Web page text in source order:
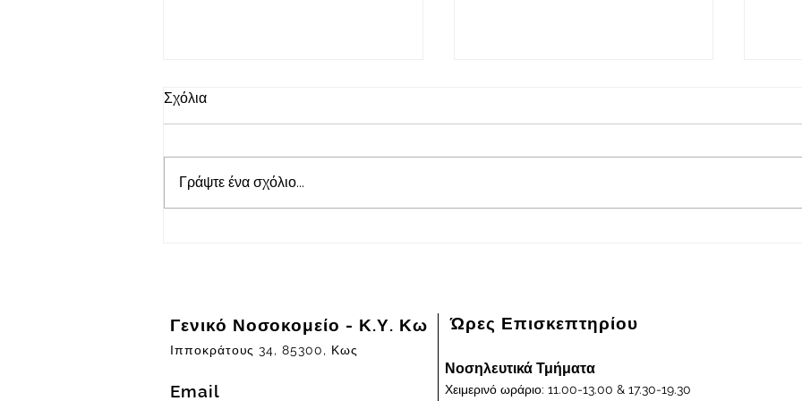
2026-08-06
Πρόγραμμα εφημερευόντων
Κω "ΙΠΠΟΚΡΑΤΕΙΟΝ" στις
06/08/2026 και ημέρα Πέμπτη
Πρόγραμμα εφημερευόντων
05/08/2026 και ημέρα Τετάρτη
04/
Σχόλια
Γράψτε ένα σχόλιο...
Γενικό Νοσοκομείο - Κ.Υ. Κω
Ιπποκράτους 34, 85300, Κως
Email
Ώρες Επισκεπτηρίου
Νοσηλευτικά Τμήματα
Χειμερινό ωράριο: 11.00-13.00 & 17.30-19.30